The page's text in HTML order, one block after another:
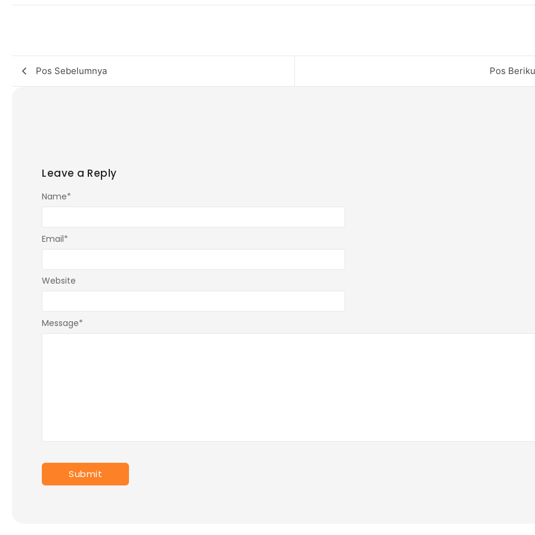
Pos Sebelumnya Pos
Leave a Reply
Message*
Name*
Email*
Website